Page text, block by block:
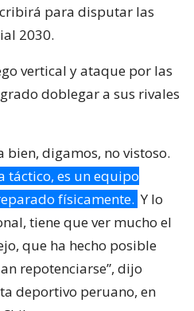
para disputar las
2030.
vertical y ataque por las
doblegar a sus rivales
bien, digamos, no vistoso.
táctico, es un equipo
físicamente. Y lo
tiene que ver mucho el
que ha hecho posible
repotenciarse”, dijo
deportivo peruano, en